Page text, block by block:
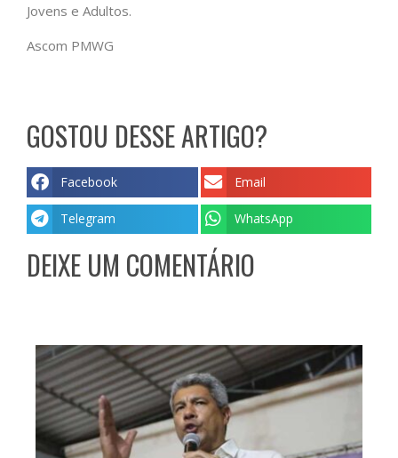
Jovens e Adultos.
Ascom PMWG
GOSTOU DESSE ARTIGO?
Facebook Email
Telegram WhatsApp
DEIXE UM COMENTÁRIO